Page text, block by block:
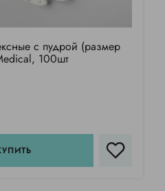
с пудрой (размер
100шт